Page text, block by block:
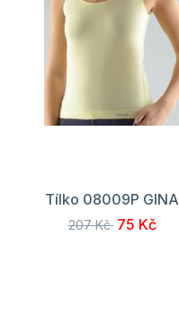
Tílko 08009P GINA
207 Kč 75 Kč